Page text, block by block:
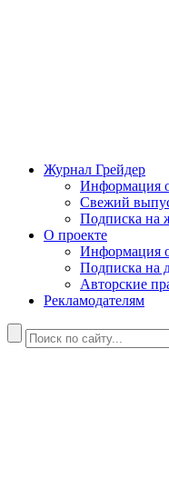
Журнал Грейдер
Информация
Свежий
Подписка на
О проекте
Информация
Подписка на
Авторские
Рекламодателям